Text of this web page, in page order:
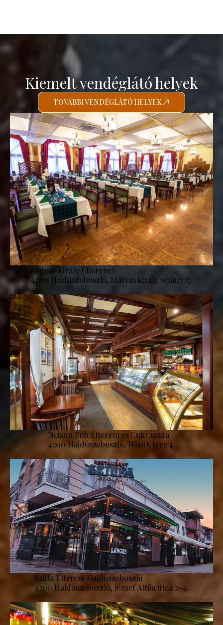
Kiemelt vendéglátó helyek
TOVÁBBI VENDÉGLÁTÓ HELYEK
Mátyás Király Étterem
4200 Hajdúszoboszló, Mátyás király sétány 17.
Nelson Pub Étterem és Cukrászda
4200 Hajdúszoboszló, Hősök tere 4.
Szilfa Étterem Hajdúszoboszló
4200 Hajdúszoboszló, József Attila utca 2-4.